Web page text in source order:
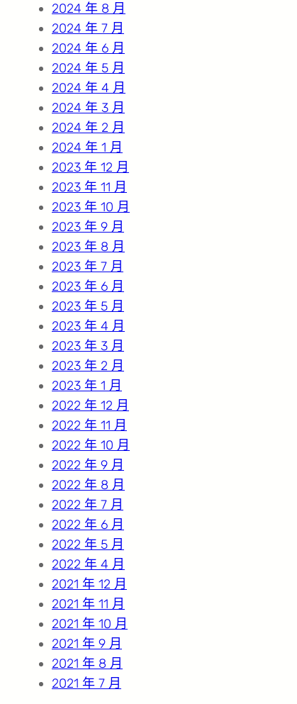
2024 年 8 月
2024 年 7 月
2024 年 6 月
2024 年 5 月
2024 年 4 月
2024 年 3 月
2024 年 2 月
2024 年 1 月
2023 年 12 月
2023 年 11 月
2023 年 10 月
2023 年 9 月
2023 年 8 月
2023 年 7 月
2023 年 6 月
2023 年 5 月
2023 年 4 月
2023 年 3 月
2023 年 2 月
2023 年 1 月
2022 年 12 月
2022 年 11 月
2022 年 10 月
2022 年 9 月
2022 年 8 月
2022 年 7 月
2022 年 6 月
2022 年 5 月
2022 年 4 月
2021 年 12 月
2021 年 11 月
2021 年 10 月
2021 年 9 月
2021 年 8 月
2021 年 7 月